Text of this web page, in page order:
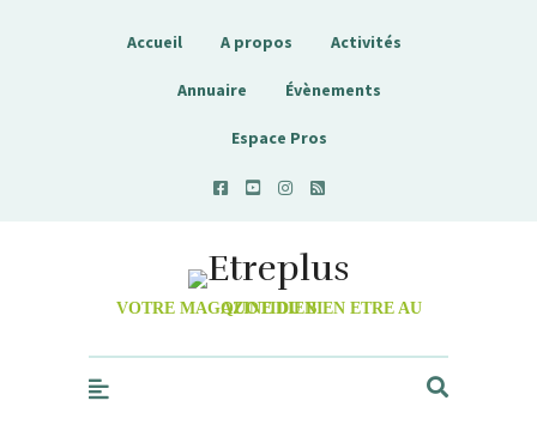
Accueil A propos Activités
Annuaire Évènements
Espace Pros
Etreplus
VOTRE MAGAZINE DU BIEN ETRE AU QUOTIDIEN